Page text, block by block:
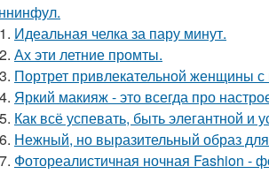
Идеальная челка за пару минут.
Ах эти летние промты.
Портрет привлекательной женщины
Яркий макияж - это всегда про
Как всё успевать, быть элегантной
Нежный, но выразительный образ
Фотореалистичная ночная Fashion -